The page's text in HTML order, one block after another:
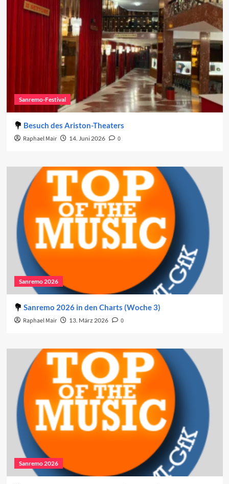
Sanremo-Festival
Besuch des Ariston-Theaters
Raphael Mair 14. Juni 2026 0
Sanremo 2026
Sanremo 2026 in den Charts (Woche 3)
Raphael Mair 13. März 2026 0
Sanremo 2026